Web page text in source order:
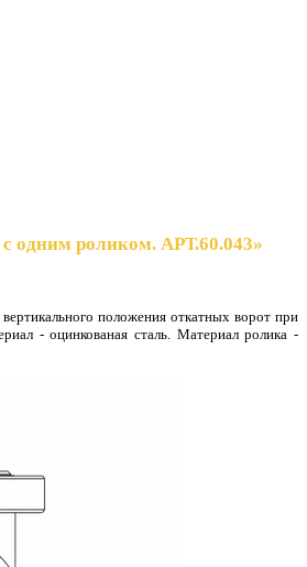
одним роликом. АРТ.60.043»
положения откатных ворот при
- оцинкованая сталь. Материал ролика -